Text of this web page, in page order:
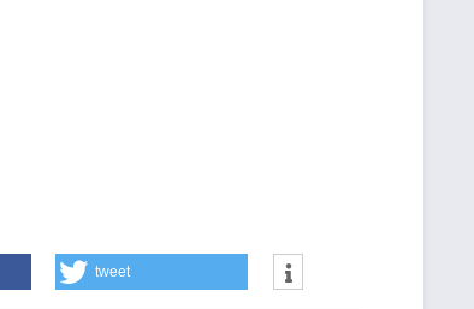
tweet